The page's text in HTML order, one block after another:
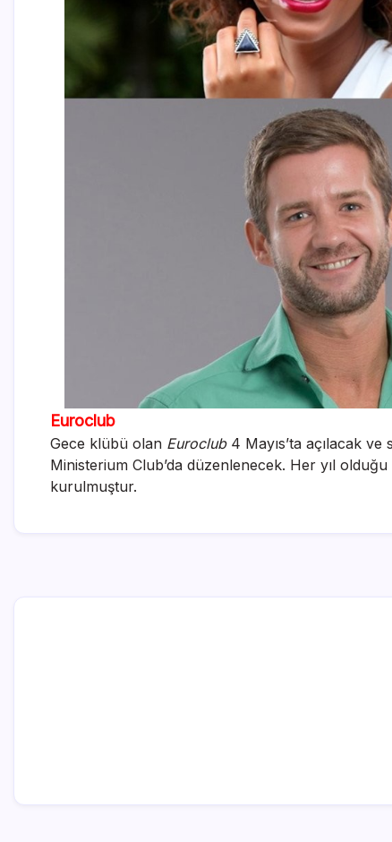
Euroclub
Gece klübü olan Euroclub4 Mayıs’ta açılacak
Ministerium Club’da düzenlenecek. Her yıl
kurulmuştur.